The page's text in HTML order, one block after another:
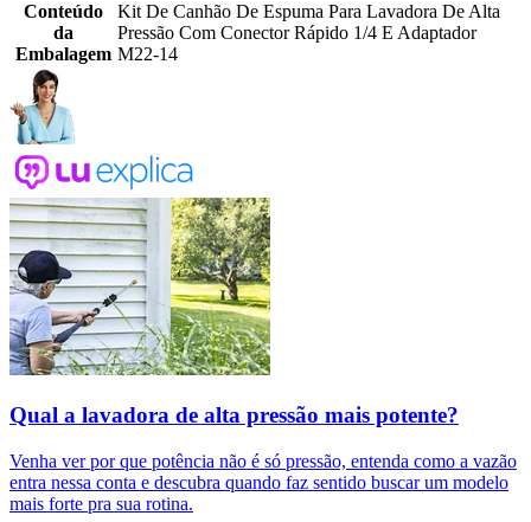
Conteúdo
da
Embalagem
Kit De Canhão De Espuma Para Lavadora De Alta
Pressão Com Conector Rápido 1/4 E Adaptador
M22-14
Qual a lavadora de alta pressão mais potente?
Venha ver por que potência não é só pressão, entenda como a vazão
entra nessa conta e descubra quando faz sentido buscar um modelo
mais forte pra sua rotina.